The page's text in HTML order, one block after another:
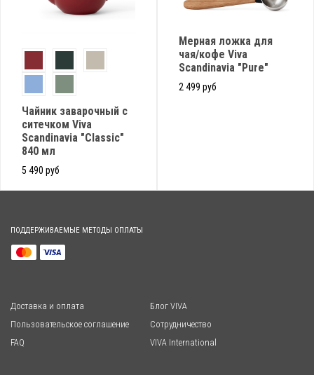
Чайник заварочный с
ситечком Viva
Scandinavia "Classic"
840 мл
5 490 руб
Мерная ложка для
чая/кофе Viva
Scandinavia "Pure"
2 499 руб
ПОДДЕРЖИВАЕМЫЕ МЕТОДЫ ОПЛАТЫ
Доставка и оплата
Пользовательское соглашение
FAQ
Блог VIVA
Сотрудничество
VIVA International